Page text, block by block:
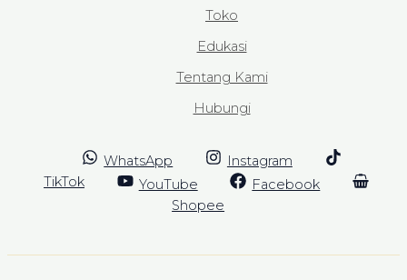
Toko
Edukasi
Tentang Kami
Hubungi
WhatsApp
Instagram
TikTok
YouTube
Facebook
Shopee